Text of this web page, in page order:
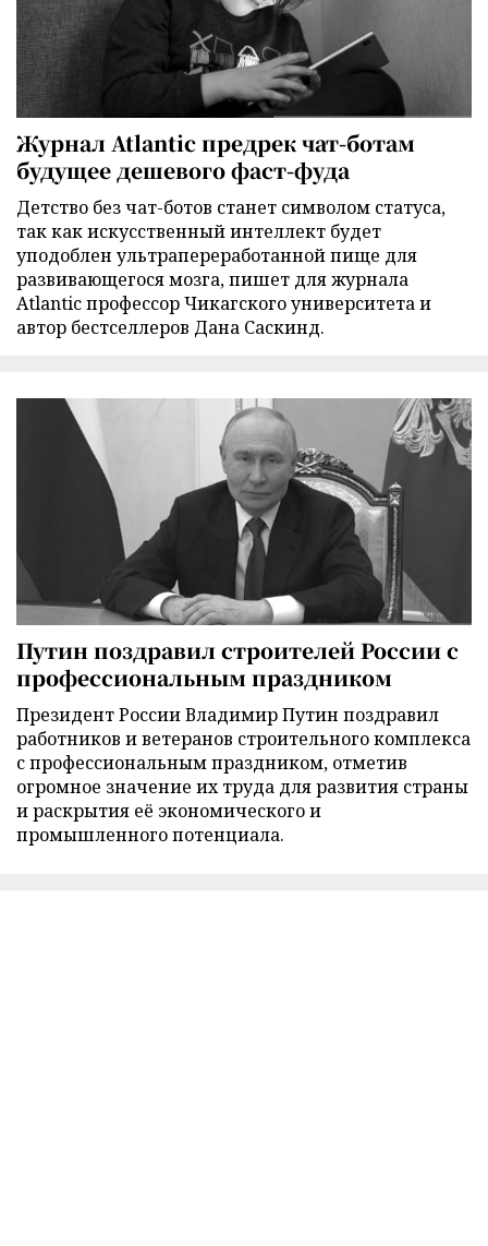
Журнал Atlantic предрек чат-ботам
будущее дешевого фаст-фуда
Детство без чат-ботов станет символом статуса,
так как искусственный интеллект будет
уподоблен ультрапереработанной пище для
развивающегося мозга, пишет для журнала
Atlantic профессор Чикагского университета и
автор бестселлеров Дана Саскинд.
Путин поздравил строителей России с
профессиональным праздником
Президент России Владимир Путин поздравил
работников и ветеранов строительного комплекса
с профессиональным праздником, отметив
огромное значение их труда для развития страны
и раскрытия её экономического и
промышленного потенциала.